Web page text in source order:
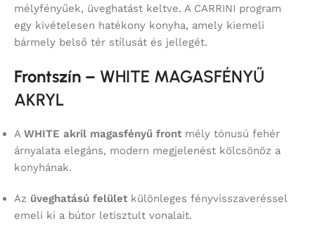
mélyfényűek, üveghatást keltve. A CARRINI program
egy kivételesen hatékony konyha, amely kiemeli
bármely belső tér stílusát és jellegét.
Frontszín – WHITE MAGASFÉNYŰ
AKRYL
A WHITE akril magasfényű front mély tónusú fehér
árnyalata elegáns, modern megjelenést kölcsönöz a
konyhának.
Az üveghatású felület különleges fényvisszaveréssel
emeli ki a bútor letisztult vonalait.